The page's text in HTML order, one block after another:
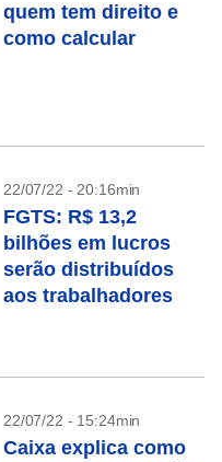
quem tem direito e
como calcular
22/07/22 - 20:16min
FGTS: R$ 13,2
bilhões em lucros
serão distribuídos
aos trabalhadores
22/07/22 - 15:24min
Caixa explica como